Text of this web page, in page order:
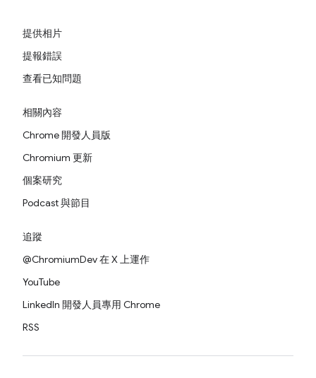
提供相片
提報錯誤
查看已知問題
相關內容
Chrome 開發人員版
Chromium 更新
個案研究
Podcast 與節目
追蹤
@ChromiumDev 在 X 上運作
YouTube
LinkedIn 開發人員專用 Chrome
RSS